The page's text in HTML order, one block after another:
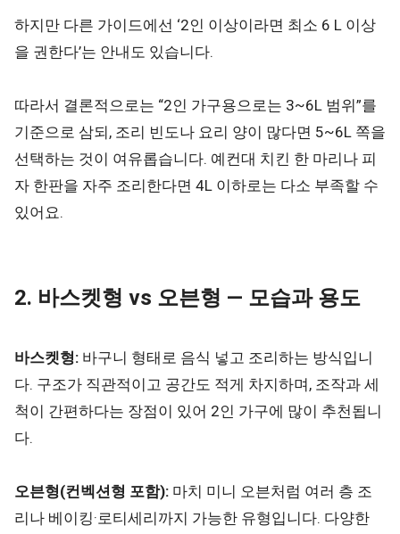
하지만 다른 가이드에선 ‘2인 이상이라면 최소 6 L 이상
을 권한다’는 안내도 있습니다.
따라서 결론적으로는 “2인 가구용으로는 3~6L 범위”를
기준으로 삼되, 조리 빈도나 요리 양이 많다면 5~6L 쪽을
선택하는 것이 여유롭습니다. 예컨대 치킨 한 마리나 피
자 한판을 자주 조리한다면 4L 이하로는 다소 부족할 수
있어요.
2. 바스켓형 vs 오븐형 — 모습과 용도
바스켓형: 바구니 형태로 음식 넣고 조리하는 방식입니
다. 구조가 직관적이고 공간도 적게 차지하며, 조작과 세
척이 간편하다는 장점이 있어 2인 가구에 많이 추천됩니
다.
오븐형(컨벡션형 포함): 마치 미니 오븐처럼 여러 층 조
리나 베이킹·로티세리까지 가능한 유형입니다. 다양한